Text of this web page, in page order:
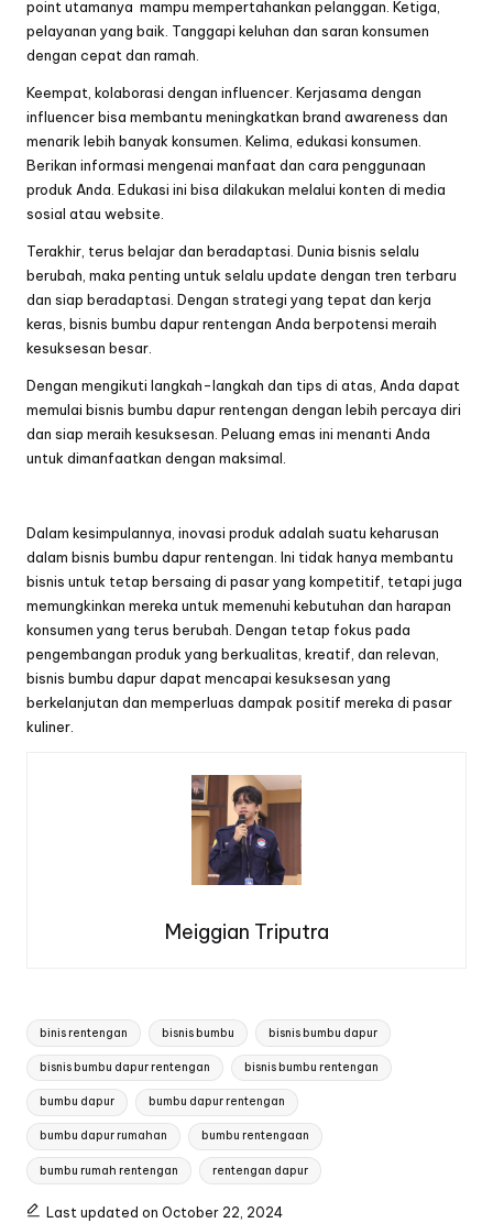
point utamanya mampu mempertahankan pelanggan. Ketiga,
pelayanan yang baik. Tanggapi keluhan dan saran konsumen
dengan cepat dan ramah.
Keempat, kolaborasi dengan influencer. Kerjasama dengan
influencer bisa membantu meningkatkan brand awareness dan
menarik lebih banyak konsumen. Kelima, edukasi konsumen.
Berikan informasi mengenai manfaat dan cara penggunaan
produk Anda. Edukasi ini bisa dilakukan melalui konten di media
sosial atau website.
Terakhir, terus belajar dan beradaptasi. Dunia bisnis selalu
berubah, maka penting untuk selalu update dengan tren terbaru
dan siap beradaptasi. Dengan strategi yang tepat dan kerja
keras, bisnis bumbu dapur rentengan Anda berpotensi meraih
kesuksesan besar.
Dengan mengikuti langkah-langkah dan tips di atas, Anda dapat
memulai bisnis bumbu dapur rentengan dengan lebih percaya diri
dan siap meraih kesuksesan. Peluang emas ini menanti Anda
untuk dimanfaatkan dengan maksimal.
Dalam kesimpulannya, inovasi produk adalah suatu keharusan
dalam bisnis bumbu dapur rentengan. Ini tidak hanya membantu
bisnis untuk tetap bersaing di pasar yang kompetitif, tetapi juga
memungkinkan mereka untuk memenuhi kebutuhan dan harapan
konsumen yang terus berubah. Dengan tetap fokus pada
pengembangan produk yang berkualitas, kreatif, dan relevan,
bisnis bumbu dapur dapat mencapai kesuksesan yang
berkelanjutan dan memperluas dampak positif mereka di pasar
kuliner.
Meiggian Triputra
Tags:
binis rentengan bisnis bumbu bisnis bumbu dapur
bisnis bumbu dapur rentengan bisnis bumbu rentengan
bumbu dapur bumbu dapur rentengan
bumbu dapur rumahan bumbu rentengaan
bumbu rumah rentengan rentengan dapur
Last updated on October 22, 2024